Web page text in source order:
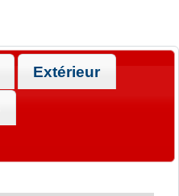
Extérieur